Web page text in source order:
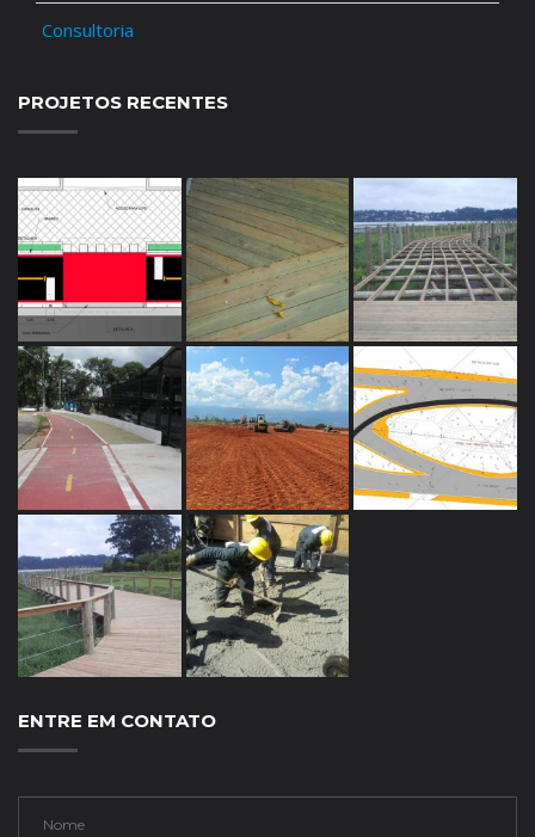
Consultoria
PROJETOS RECENTES
ENTRE EM CONTATO